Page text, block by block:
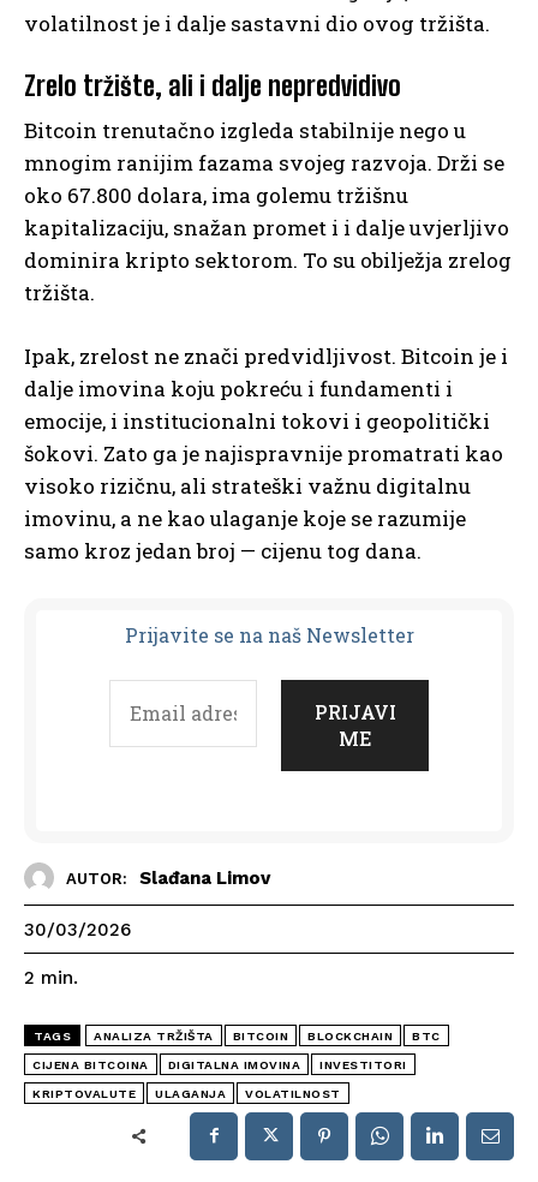
volatilnost je i dalje sastavni dio ovog tržišta.
Zrelo tržište, ali i dalje nepredvidivo
Bitcoin trenutačno izgleda stabilnije nego u
mnogim ranijim fazama svojeg razvoja. Drži se
oko 67.800 dolara, ima golemu tržišnu
kapitalizaciju, snažan promet i i dalje uvjerljivo
dominira kripto sektorom. To su obilježja zrelog
tržišta.
Ipak, zrelost ne znači predvidljivost. Bitcoin je i
dalje imovina koju pokreću i fundamenti i
emocije, i institucionalni tokovi i geopolitički
šokovi. Zato ga je najispravnije promatrati kao
visoko rizičnu, ali strateški važnu digitalnu
imovinu, a ne kao ulaganje koje se razumije
samo kroz jedan broj — cijenu tog dana.
Prijavite se na naš Newsletter
AUTOR: Slađana Limov
30/03/2026
2 min.
TAGS ANALIZA TRŽIŠTA BITCOIN BLOCKCHAIN BTC
CIJENA BITCOINA DIGITALNA IMOVINA INVESTITORI
KRIPTOVALUTE ULAGANJA VOLATILNOST